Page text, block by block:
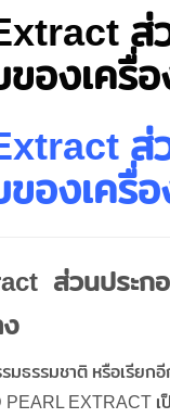
ส่
องเครื่
ส่
องเครื่
ส่วนประก
มธรรมชาติ หรือเรียก
EXTRACT